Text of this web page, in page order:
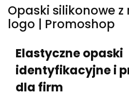
Opaski silikonowe
logo | Promoshop
Elastyczne opaski
identyfikacyjne i
dla firm